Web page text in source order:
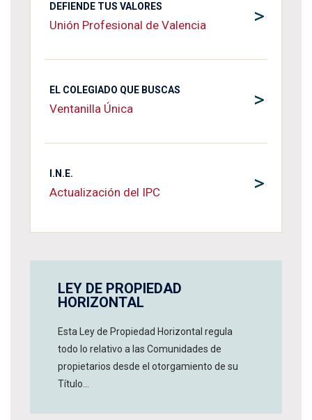
>
DEFIENDE TUS VALORES
Unión Profesional de Valencia
>
EL COLEGIADO QUE BUSCAS
Ventanilla Única
>
I.N.E.
Actualización del IPC
LEY DE PROPIEDAD
HORIZONTAL
Esta Ley de Propiedad Horizontal regula
todo lo relativo a las Comunidades de
propietarios desde el otorgamiento de su
Título...